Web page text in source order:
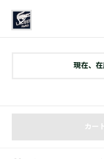
現在、在
カー